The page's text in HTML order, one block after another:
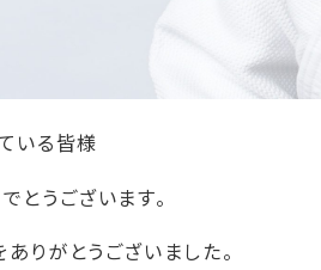
いる皆様
とうございます。
りがとうございました。